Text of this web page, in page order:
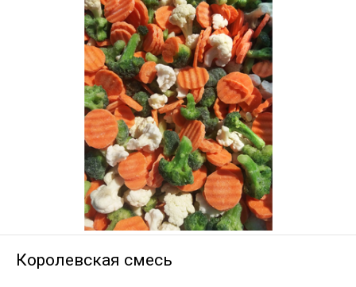
Королевская смесь